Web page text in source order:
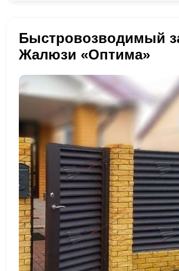
Быстровозводимый
Жалюзи «Оптима»